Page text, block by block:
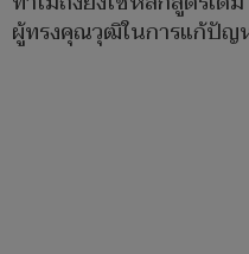
ผู้ทรงคุณวุฒิในการแก้ปัญ